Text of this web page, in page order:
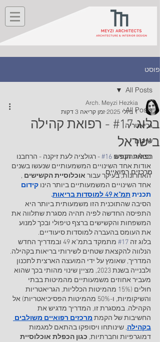
פוסט
All Posts
גריאטריה
שיקום
רפואת הנפש
מרכזים רפואיים
All Posts
בלוג #17 - רפואת קהילה
בישראל
Arch. Meyzi Hezkia
1 ביולי 2025
זמן קריאה 3 דקות
בבלוג הקודם #16 - רגולציה לעת זיקנה - הרחבנו
אודות אחד השינויים המשמעותיים שנעשו בשנים
האחרונות, בעיקר עבור אוכלוסיית הקשישים ,
אחד השינויים המשמעותיים ביותר הינו קידום
תכנית תמ"א 49 למוסדות בריאות
.
הסיבה שהתוכנית הזו משמעותית ביותר היא
התפיסה החדשה לפיה תהיה מסגרת שתלווה את
המשפחות והקשישים ברצף טיפולי ובכך למנוע
את העומס בהעברה למוסדות סיעודיים.
בלוג זה #17
מתמקד בתמ"א 49 ובמדריך החדש
הנלווה להקצאת שטחים לשירותי בריאות בקהילה.
המדריך, שאומץ על ידי המועצה הארצית לתכנון
ולבנייה בשנת 2023, מציין שינוי מהותי בכך שהוא
מעביר אחוזים משמעותיים מהמיטות בבתי
חולים (15% מהמיטות הכלליות, הגריאטריות
והשיקומיות, ו-50% מהמיטות הפסיכיאטריות) אל
הקהילה. במסגרת זו, המדריך מדגיש את
החשיבות של הקמת מרכזים רפואיים משולבים
בקהילה, שינותחו ויסופקו בהתאם למגמות
דמוגרפיות וחברתיות, כגון הכפלת אוכלוסיית